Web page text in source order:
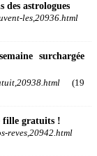
des astrologues
les,20936.html
surchargée
(19
fille gratuits !
reves,20942.html